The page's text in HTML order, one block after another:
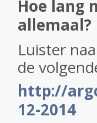
Hoe lang
allemaal?
Luister
de
http://
12-2014